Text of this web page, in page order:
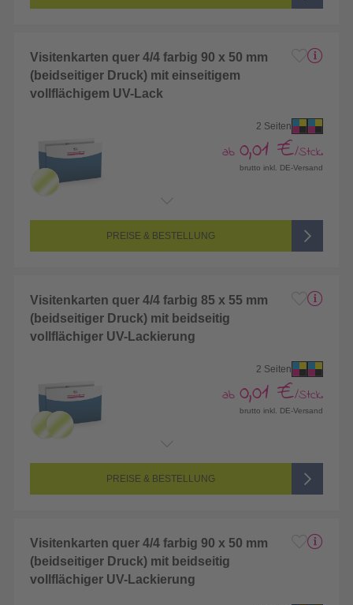
Visitenkarten quer 4/4 farbig 90 x 50 mm
(beidseitiger Druck) mit einseitigem
vollflächigem UV-Lack
2 Seiten
ab 0,01 €/Stck.
brutto inkl. DE-Versand
Seitenanzahl: 2-seitig (Vorderseite und Rückseite bedruckt)
4/4-farbig CMYK (vollfarbig bedruckt)
PREISE & BESTELLUNG
Visitenkarten quer 4/4 farbig 85 x 55 mm
(beidseitiger Druck) mit beidseitig
vollflächiger UV-Lackierung
2 Seiten
ab 0,01 €/Stck.
brutto inkl. DE-Versand
Seitenanzahl: 2-seitig (Vorderseite und Rückseite bedruckt)
4/4-farbig CMYK (vollfarbig bedruckt)
PREISE & BESTELLUNG
Visitenkarten quer 4/4 farbig 90 x 50 mm
(beidseitiger Druck) mit beidseitig
vollflächiger UV-Lackierung